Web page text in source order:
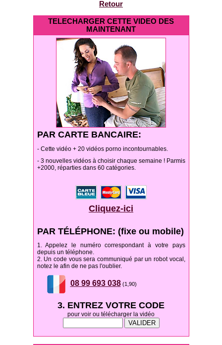
Retour
TELECHARGER CETTE VIDEO DES
MAINTENANT
PAR CARTE BANCAIRE:
- Cette vidéo + 20 vidéos porno incontournables.
- 3 nouvelles vidéos à choisir chaque semaine ! Parmis
+2000, réparties dans 60 catégories.
Cliquez-ici
PAR TÉLÉPHONE: (fixe ou mobile)
1. Appelez le numéro correspondant à votre pays
depuis un téléphone.
2. Un code vous sera communiqué par un robot vocal,
notez le afin de ne pas l'oublier.
08 99 693 038(1,90)
3. ENTREZ VOTRE CODE
pour voir ou télécharger la vidéo